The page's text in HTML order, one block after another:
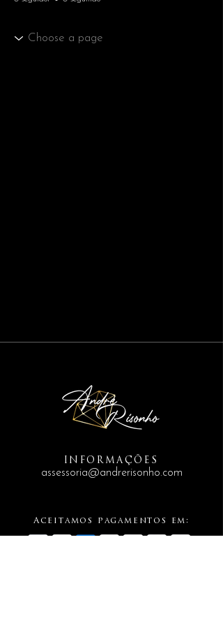
assessoria@andrerisonho.com
INFORMAÇÕES
Aceitamos pagamentos em: